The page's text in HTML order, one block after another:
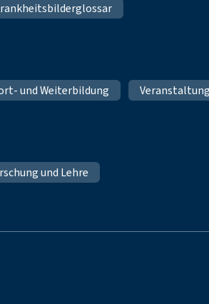
und Weiterbildung
und Lehre